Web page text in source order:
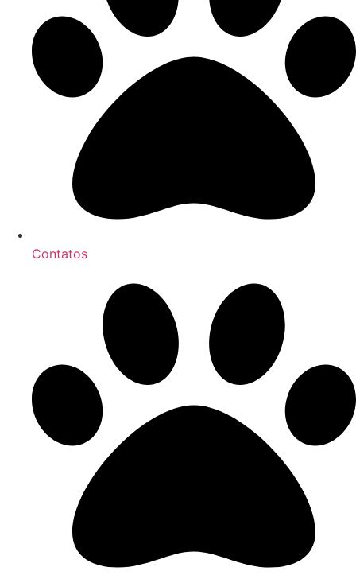
Contatos